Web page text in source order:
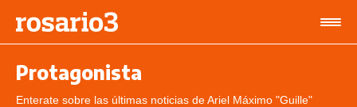
Protagonista
Enterate sobre las últimas noticias de Ariel Máximo "Guille"